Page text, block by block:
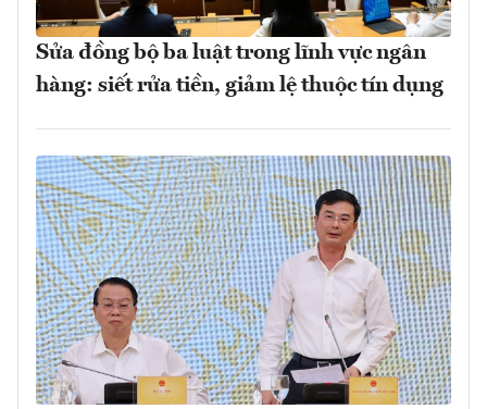
Sửa đồng bộ ba luật trong lĩnh vực ngân
hàng: siết rửa tiền, giảm lệ thuộc tín dụng